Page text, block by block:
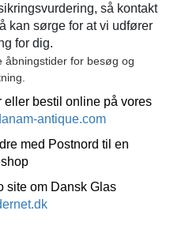
så kontakt
kan sørge for at vi udfører
for dig.
åbningstider for besøg og
eller bestil online på vores
antique.com
med Postnord til en
site om Dansk Glas